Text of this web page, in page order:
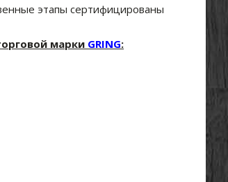
этапы сертифицированы
марки GRING: